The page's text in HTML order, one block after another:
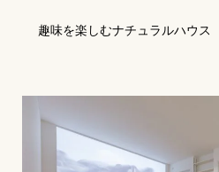
趣味を楽しむナチュラルハウス